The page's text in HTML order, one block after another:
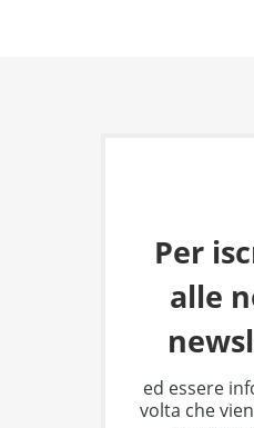
Per
alle
ed essere
volta che